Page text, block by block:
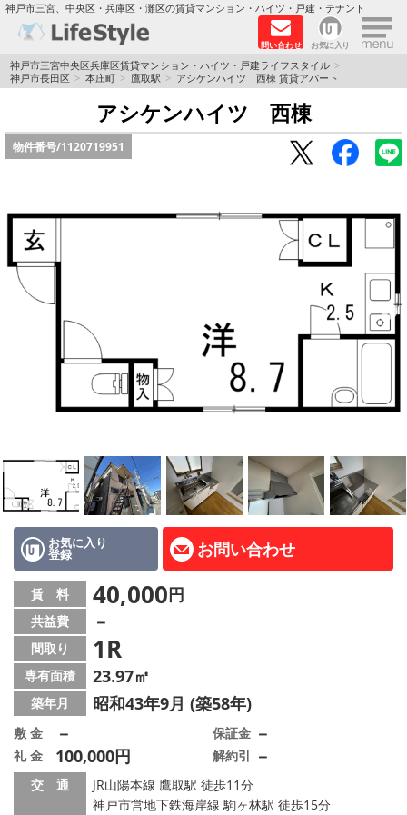
神戸市三宮、中央区・兵庫区・灘区の賃貸マンション・ハイツ・戸建・テナント
問い合わせ お気に入り ×
TOPページ
神戸の単身向けマンション特集
新築物件
保証人不要
高級賃貸
リノベーション物件
ペット飼育可能
路線·駅から探す
地域から探す
地図から探す
店舗情報·アクセス
会社概要
メールでお問い合わせ
神戸市三宮中央区兵庫区賃貸マンション・ハイツ・戸建ライフスタイル
神戸市長田区
本庄町 鷹取駅 アシケンハイツ 西棟 賃貸アパート
アシケンハイツ 西棟
物件番号/1120719951
お気に入り
登録 お問い合わせ
賃 料 40,000円
共益費 －
間取り 1R
専有面積 23.97㎡
築年月 昭和43年9月 (築58年)
敷 金 －
礼 金 100,000円
保証金 －
解約引 －
交 通
JR山陽本線 鷹取駅 徒歩11分
神戸市営地下鉄海岸線 駒ヶ林駅 徒歩15分